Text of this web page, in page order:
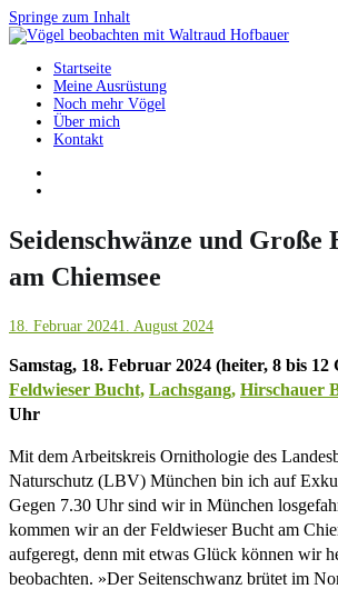
Springe zum Inhalt
Vögel beobachten mit Waltraud
Startseite
Meine Ausrüstung
Noch mehr Vögel
Über mich
Kontakt
Seidenschwänze und Große
am Chiemsee
18. Februar 20241. August 2024
Samstag, 18. Februar 2024 (heiter, 8 bis 12
Feldwieser Bucht, Lachsgang, Hirschauer
Uhr
Mit dem Arbeitskreis Ornithologie des
Naturschutz (LBV) München bin ich auf
Gegen 7.30 Uhr sind wir in München
kommen wir an der Feldwieser Bucht am
aufgeregt, denn mit etwas Glück können wir
beobachten. »Der Seitenschwanz brütet im